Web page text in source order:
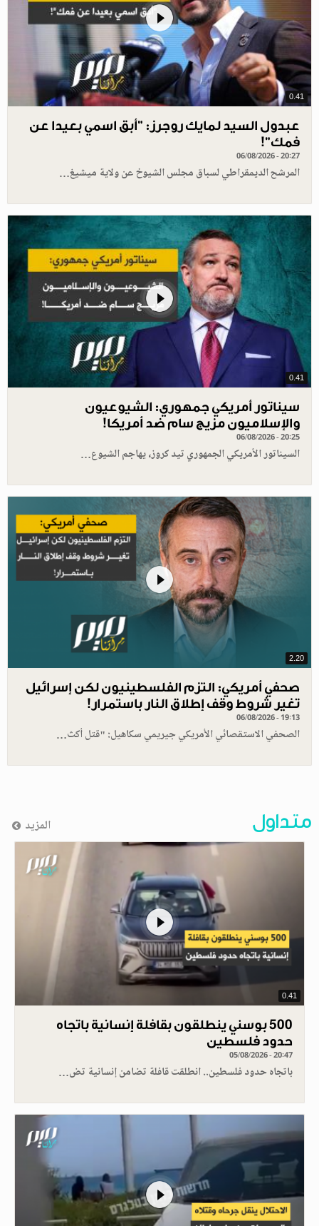
0.41
عبدول السيد لمايك روجرز: "أبق اسمي بعيدا عن
فمك"!
06/08/2026 - 20:27
المرشح الديمقراطي لسباق مجلس الشيوخ عن ولاية ميشيغ…
0.41
سيناتور أمريكي جمهوري: الشيوعيون
والإسلاميون مزيج سام ضد أمريكا!
06/08/2026 - 20:25
السيناتور الأمريكي الجمهوري تيد كروز، يهاجم الشيوع…
2.20
صحفي أمريكي: التزم الفلسطينيون لكن إسرائيل
تغير شروط وقف إطلاق النار باستمرار!
06/08/2026 - 19:13
الصحفي الاستقصائي الأمريكي جيريمي سكاهيل: "قتل أكث…
متداول المزيد
0.41
500 بوسني ينطلقون بقافلة إنسانية باتجاه
حدود فلسطين
05/08/2026 - 20:47
باتجاه حدود فلسطين.. انطلقت قافلة تضامن إنسانية تض…